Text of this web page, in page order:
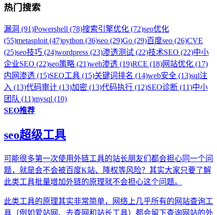
热门搜索
漏洞 (91)Powershell (78)搜索引擎优化 (72)seo优化
(55)metasploit (47)python (36)seo (29)Go (29)百度seo (26)CVE
(25)seo技巧 (24)wordpress (23)渗透测试 (22)技术SEO (22)中小
企业SEO (22)seo策略 (21)web渗透 (19)RCE (18)网站优化 (17)
内网渗透 (15)SEO工具 (15)关键词排名 (14)web安全 (13)sql注
入 (13)代码审计 (13)加密 (13)代码执行 (12)SEO诊断 (11)中小
团队 (11)mysql (10)
SEO推荐
seo超级工具
可能很多第一次使用外链工具的站长朋友们都会担心同一个问
题，就是会不会被百度K站、降权等风险？其实大家只要了解
此类工具批量增加外链的原理就不会担心这个问题。
此类工具的原理其实非常简单，网络上几乎所有的网站查询工
具（例如爱站网、去查网和站长工具）都会留下查询网站的外